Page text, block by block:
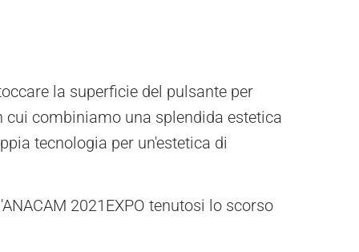
la superficie del pulsante per
cui combiniamo una splendida estetica
tecnologia per un'estetica di
2021EXPO tenutosi lo scorso